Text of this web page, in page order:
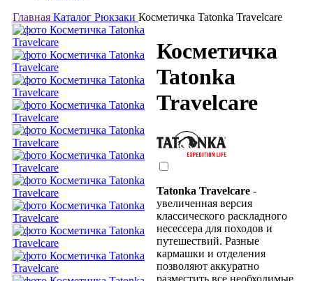
Главная Каталог Рюкзаки Косметичка Tatonka Travelcare
Косметичка
Tatonka
Travelcare
Tatonka Travelcare -
увеличенная версия
классического раскладного
несессера для походов и
путешествий. Разные
кармашки и отделения
позволяют аккуратно
разместить все необходимые